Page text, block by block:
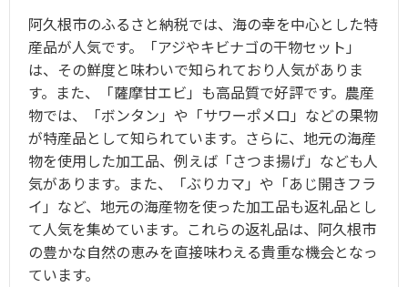
阿久根市のふるさと納税では、海の幸を中心とした特
産品が人気です。「アジやキビナゴの干物セット」
は、その鮮度と味わいで知られており人気がありま
す。また、「薩摩甘エビ」も高品質で好評です。農産
物では、「ボンタン」や「サワーポメロ」などの果物
が特産品として知られています。さらに、地元の海産
物を使用した加工品、例えば「さつま揚げ」なども人
気があります。また、「ぶりカマ」や「あじ開きフラ
イ」など、地元の海産物を使った加工品も返礼品とし
て人気を集めています。これらの返礼品は、阿久根市
の豊かな自然の恵みを直接味わえる貴重な機会となっ
ています。